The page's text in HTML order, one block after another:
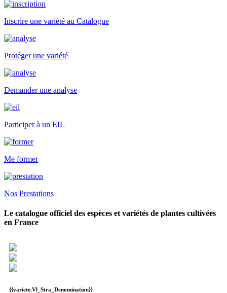
Inscrire une variété au Catalogue
Protéger une variété
Demander une analyse
Participer à un EIL
Me former
Nos Prestations
Le catalogue officiel des espèces et variétés de plantes cultivées
en France
{{variete.Vl_Stra_Denomination}}